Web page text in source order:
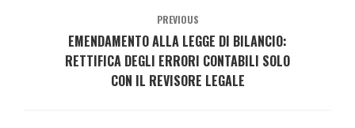
PREVIOUS
EMENDAMENTO ALLA LEGGE DI BILANCIO:
RETTIFICA DEGLI ERRORI CONTABILI SOLO
CON IL REVISORE LEGALE